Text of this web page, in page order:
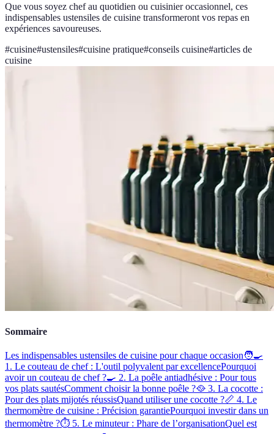
Que vous soyez chef au quotidien ou cuisinier occasionnel, ces
indispensables ustensiles de cuisine transformeront vos repas en
expériences savoureuses.
#cuisine#ustensiles#cuisine pratique#conseils cuisine#articles de
cuisine
Sommaire
Les indispensables ustensiles de cuisine pour chaque occasion🧑‍🍳
1. Le couteau de chef : L'outil polyvalent par excellencePourquoi
avoir un couteau de chef ?🍳 2. La poêle antiadhésive : Pour tous
vos plats sautésComment choisir la bonne poêle ?🥘 3. La cocotte :
Pour des plats mijotés réussisQuand utiliser une cocotte ?📏 4. Le
thermomètre de cuisine : Précision garantiePourquoi investir dans un
thermomètre ?⏱️ 5. Le minuteur : Phare de l’organisationQuel est